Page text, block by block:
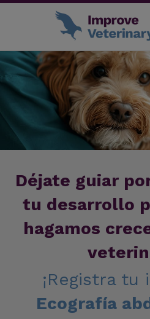
Déjate guiar
tu desarrollo
hagamos
¡Registra tu
Ecografía